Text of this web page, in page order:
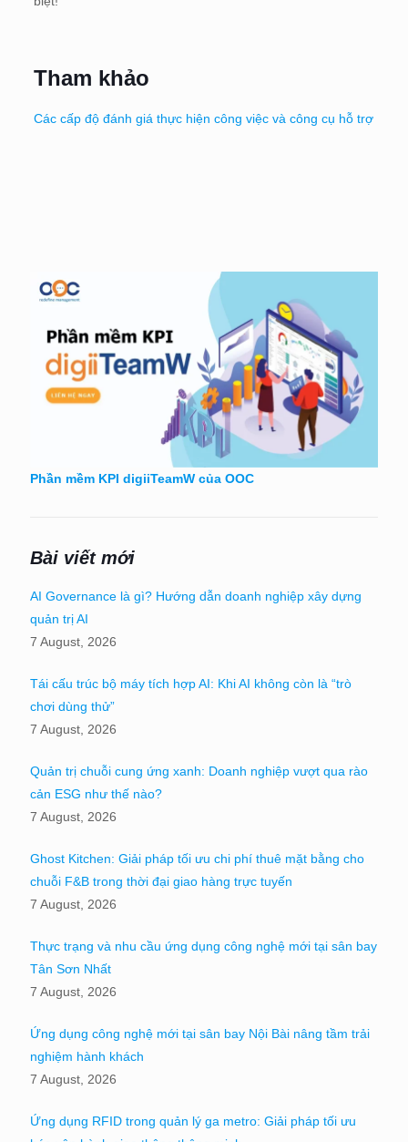
Tham khảo
Các cấp độ đánh giá thực hiện công việc và công cụ hỗ trợ
Phần mềm KPI digiiTeamW của OOC
Bài viết mới
AI Governance là gì? Hướng dẫn doanh nghiệp xây dựng
quản trị AI
7 August, 2026
Tái cấu trúc bộ máy tích hợp AI: Khi AI không còn là “trò
chơi dùng thử”
7 August, 2026
Quản trị chuỗi cung ứng xanh: Doanh nghiệp vượt qua rào
cản ESG như thế nào?
7 August, 2026
Ghost Kitchen: Giải pháp tối ưu chi phí thuê mặt bằng cho
chuỗi F&B trong thời đại giao hàng trực tuyến
7 August, 2026
Thực trạng và nhu cầu ứng dụng công nghệ mới tại sân bay
Tân Sơn Nhất
7 August, 2026
Ứng dụng công nghệ mới tại sân bay Nội Bài nâng tầm trải
nghiệm hành khách
7 August, 2026
Ứng dụng RFID trong quản lý ga metro: Giải pháp tối ưu